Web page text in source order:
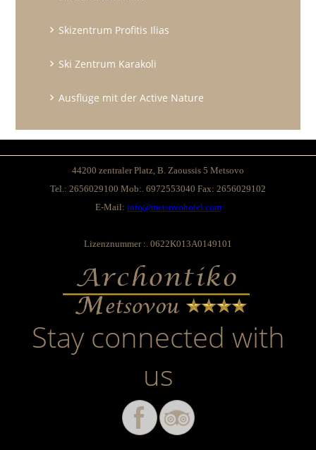
Skizentrum Profitis Ilias
Ski Zentrum Karakoli
Ausflüge mit der Active Nature
44200 zentraler Platz, B. Zaoussis 5 Metsovo
Tel.: 2656029100 Mob:. 6972553040 Fax: 2656029102
E-Mail: info@metsovohotel.com
Lizenznummer :. 0622K013A0149101
Stay connected with
us